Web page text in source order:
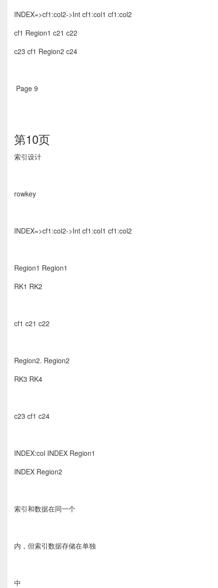
INDEX=>cf1:col2->Int cf1:col1 cf1:col2
cf1 Region1 c21 c22
c23 cf1 Region2 c24
Page 9
第10页
索引设计 
rowkey
INDEX=>cf1:col2->Int cf1:col1 cf1:col2
Region1 Region1
RK1 RK2
cf1 c21 c22
Region2. Region2
RK3 RK4
c23 cf1 c24
INDEX:col INDEX Region1
INDEX Region2
索引和数据在同一个
内，但索引数据存储在单独
中